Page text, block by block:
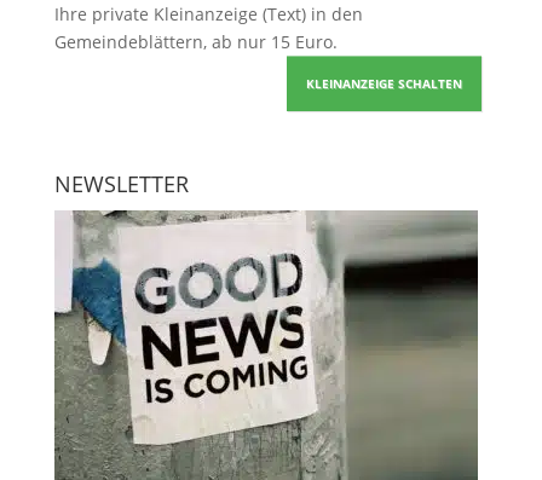
Ihre private Kleinanzeige (Text) in den
Gemeindeblättern, ab nur 15 Euro.
KLEINANZEIGE SCHALTEN
NEWSLETTER